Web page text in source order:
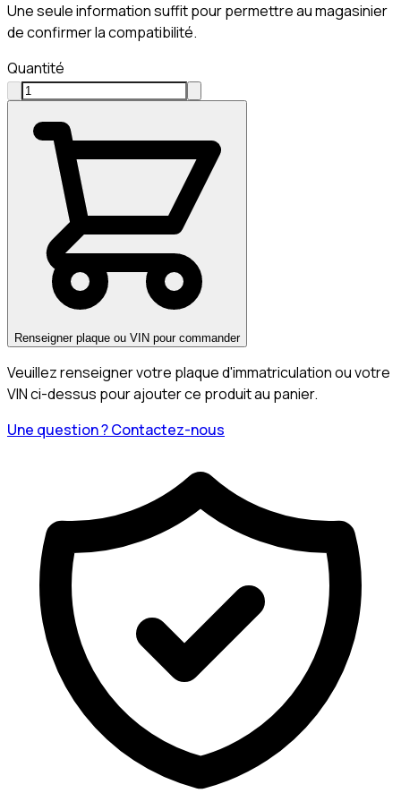
Une seule information suffit pour permettre au magasinier
de confirmer la compatibilité.
Quantité
Renseigner plaque ou VIN pour commander
Veuillez renseigner votre plaque d'immatriculation ou votre
VIN ci-dessus pour ajouter ce produit au panier.
Une question ? Contactez-nous